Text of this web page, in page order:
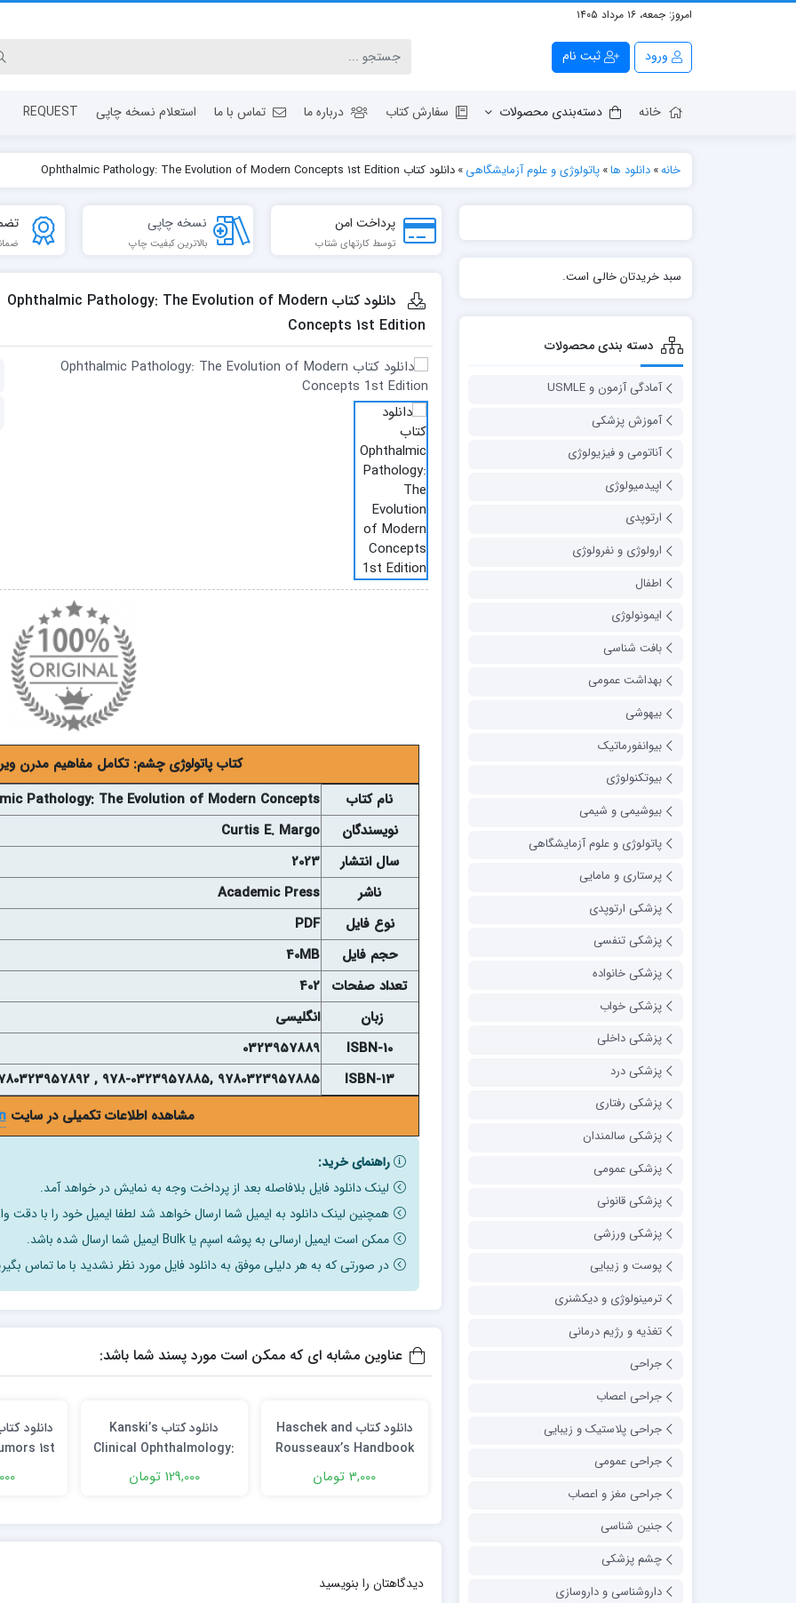
امروز: جمعه، ۱۶ مرداد ۱۴۰۵
ورود ثبت نام
خانه دسته‌بندی محصولات سفارش کتاب درباره ما تماس با ما استعلام نسخه چاپی REQUEST
خانه»دانلود ها»پاتولوژی و علوم آزمایشگاهی»دانلود کتاب Ophthalmic Pathology: The Evolution of Modern Concepts 1st Edition
پرداخت امن
توسط کارتهای شتاب
نسخه چاپی
بالاترین کبفیت چاپ
دانلود کتاب Ophthalmic Pathology: The Evolution of Modern
Concepts 1st Edition
کتاب پاتولوژی چشم: تکامل مفاهیم مدرن
نام کتاب
Pathology: The Evolution of Modern Concepts
نويسندگان
Curtis E. Margo
سال انتشار
2023
ناشر
Academic Press
نوع فايل
PDF
حجم فايل
40MB
تعداد صفحات
402
زبان
انگلیسی
ISBN-10
0323957889
ISBN-13
9780323957885 ,978-0323957885 , 9780323957892, 978-0323957892
مشاهده اطلاعات تکمیلی در سایت
راهنمای خرید:
لینک دانلود فایل بلافاصله بعد از پرداخت وجه به نمایش در خواهد آمد.
همچنین لینک دانلود به ایمیل شما ارسال خواهد شد لطفا ایمیل خود را با دقت
ممکن است ایمیل ارسالی به پوشه اسپم یا Bulk ایمیل شما ارسال شده باشد.
در صورتی که به هر دلیلی موفق به دانلود فایل مورد نظر نشدید با ما تماس
عناوین مشابه ای که ممکن است مورد پسند شما باشد:
دانلود کتاب Haschek and
Rousseaux’s Handbook
of Toxicologic
Pathology 4th Edition
3,000 تومان
دانلود کتاب Kanski’s
Clinical Ophthalmology:
A Systematic Approach
10th Edition
129,000 تومان
1st
دیدگاهتان را بنویسید
سبد خریدتان خالی است.
دسته بندی محصولات
آمادگی آزمون و USMLE
آموزش پزشکی
آناتومی و فیزیولوژی
اپیدمیولوژی
ارتوپدی
ارولوژی و نفرولوژی
اطفال
ایمونولوژی
بافت شناسی
بهداشت عمومی
بیهوشی
بیوانفورماتیک
بیوتکنولوژی
بیوشیمی و شیمی
پاتولوژی و علوم آزمایشگاهی
پرستاری و مامایی
پزشکی ارتوپدی
پزشکی تنفسی
پزشکی خانواده
پزشکی خواب
پزشکی داخلی
پزشکی درد
پزشکی رفتاری
پزشکی سالمندان
پزشکی عمومی
پزشکی قانونی
پزشکی ورزشی
پوست و زیبایی
ترمینولوژی و دیکشنری
تغذیه و رژیم درمانی
جراحی
جراحی اعصاب
جراحی پلاستیک و زیبایی
جراحی عمومی
جراحی مغز و اعصاب
جنین شناسی
چشم پزشکی
داروشناسی و داروسازی